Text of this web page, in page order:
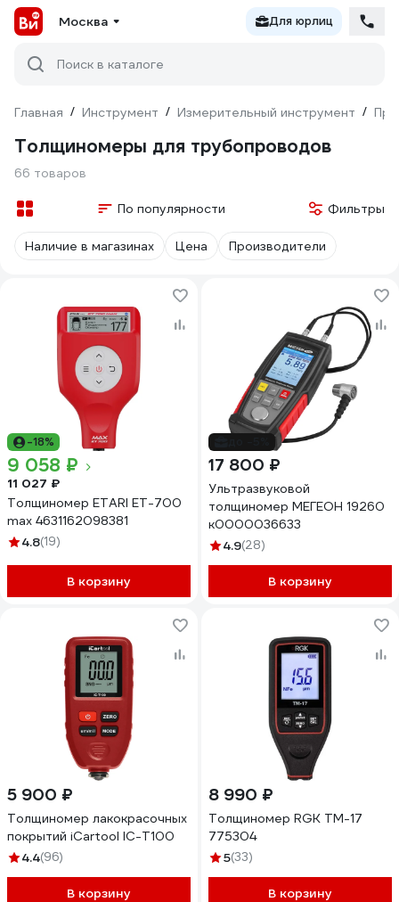
Москва Для юрлиц
Поиск в каталоге
Главная / Инструмент / Измерительный инструмент /
Толщиномеры для трубопроводов
66 товаров
По популярности Фильтры
Наличие в магазинах Цена Производители
-18%
9 058 ₽
11 027 ₽
Толщиномер ETARI ЕТ-700
max 4631162098381
4.8(19)
В корзину
17 800 ₽
Ультразвуковой
толщиномер МЕГЕОН 19260
к0000036633
4.9(28)
В корзину
5 900 ₽
Толщиномер лакокрасочных
покрытий iCartool IC-T100
4.4(96)
В корзину
8 990 ₽
Толщиномер RGK TM-17
775304
5(33)
В корзину